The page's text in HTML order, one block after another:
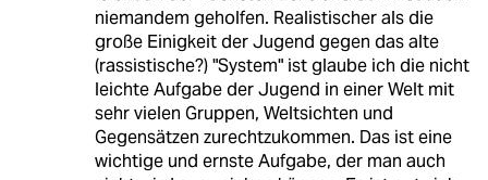
niemandem geholfen. Realistischer als die
große Einigkeit der Jugend gegen das alte
(rassistische?) "System" ist glaube ich die nicht
leichte Aufgabe der Jugend in einer Welt mit
sehr vielen Gruppen, Weltsichten und
Gegensätzen zurechtzukommen. Das ist eine
wichtige und ernste Aufgabe, der man auch